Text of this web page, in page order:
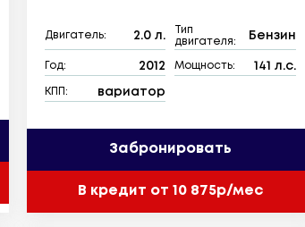
Двигатель: 2.0 л.
Тип
двигателя:
Бензин
Год: 2012 Мощность: 141 л.с.
КПП: вариатор
Забронировать
В кредит от 10 875р/мес